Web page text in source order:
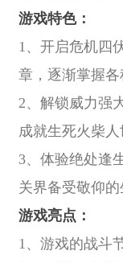
游戏特色：
1、开启危机四
章，逐渐掌握各
2、解锁威力强
成就生死火柴人
3、体验绝处逢
关界备受敬仰的
游戏亮点：
1、游戏的战斗